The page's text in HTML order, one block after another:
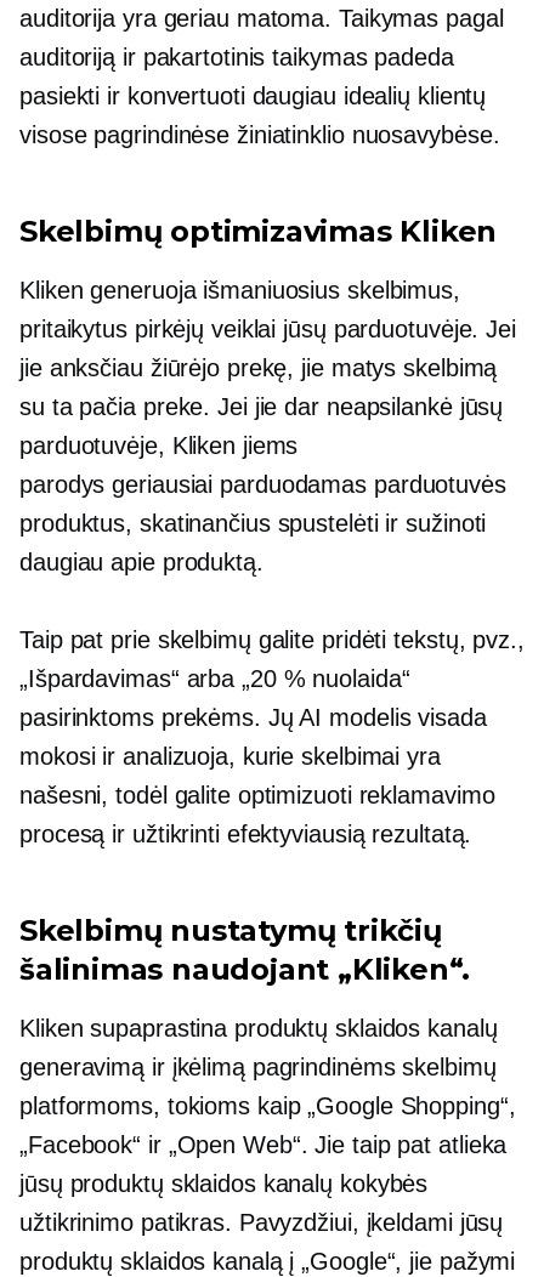
auditorija yra geriau matoma. Taikymas pagal
auditoriją ir pakartotinis taikymas padeda
pasiekti ir konvertuoti daugiau idealių klientų
visose pagrindinėse žiniatinklio nuosavybėse.
Skelbimų optimizavimas Kliken
Kliken generuoja išmaniuosius skelbimus,
pritaikytus pirkėjų veiklai jūsų parduotuvėje. Jei
jie anksčiau žiūrėjo prekę, jie matys skelbimą
su ta pačia preke. Jei jie dar neapsilankė jūsų
parduotuvėje, Kliken jiems
parodysgeriausiai parduodamas parduotuvės
produktus, skatinančius spustelėti ir sužinoti
daugiau apie produktą.
Taip pat prie skelbimų galite pridėti tekstų, pvz.,
„Išpardavimas“ arba „20 % nuolaida“
pasirinktoms prekėms. Jų AI modelis visada
mokosi ir analizuoja, kurie skelbimai yra
našesni, todėl galite optimizuoti reklamavimo
procesą ir užtikrinti efektyviausią rezultatą.
Skelbimų nustatymų trikčių
šalinimas naudojant „Kliken“.
Kliken supaprastina produktų sklaidos kanalų
generavimą ir įkėlimą pagrindinėms skelbimų
platformoms, tokioms kaip „Google Shopping“,
„Facebook“ ir „Open Web“. Jie taip pat atlieka
jūsų produktų sklaidos kanalų kokybės
užtikrinimo patikras. Pavyzdžiui, įkeldami jūsų
produktų sklaidos kanalą į „Google“, jie pažymi